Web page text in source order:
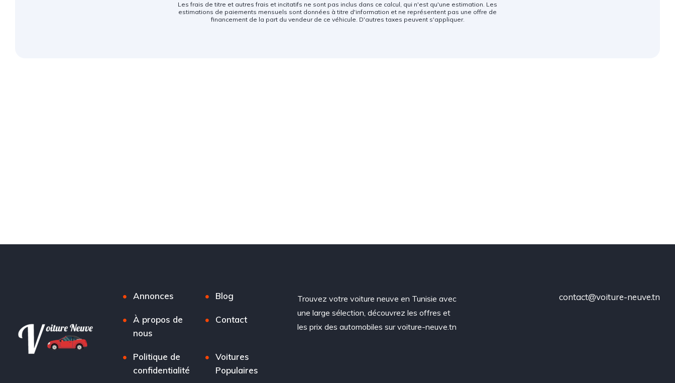
Les frais de titre et autres frais et incitatifs ne sont pas inclus dans ce calcul, qui n'est qu'une estimation. Les
estimations de paiements mensuels sont données à titre d'information et ne représentent pas une offre de
financement de la part du vendeur de ce véhicule. D'autres taxes peuvent s'appliquer.
Annonces Blog
À propos de
nous
Contact
Politique de
confidentialité
Voitures
Populaires
Trouvez votre voiture neuve en Tunisie avec
une large sélection, découvrez les offres et
les prix des automobiles sur voiture-neuve.tn
contact@voiture-neuve.tn